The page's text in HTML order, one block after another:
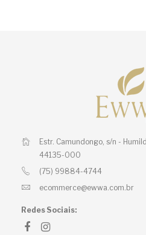
Estr. Camundongo, s/n -
44135-000
(75) 99884-4744
ecommerce@ewwa.com.br
Redes Sociais: